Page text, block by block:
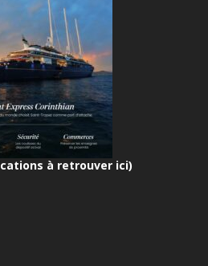
à retrouver ici)